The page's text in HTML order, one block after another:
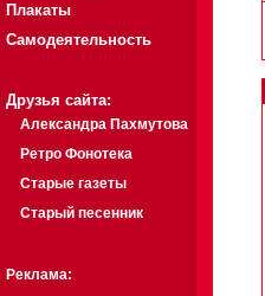
Плакаты
Самодеятельность
Друзья сайта:
Александра Пахмутова
Ретро Фонотека
Старые газеты
Старый песенник
Реклама: